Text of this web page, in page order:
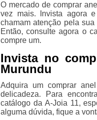
O mercado de comprar
vez mais. Invista agora
chamam atenção pela
Então, consulte agora o
compre um.
Invista no
Murundu
Adquira um comprar
delicadeza. Para
catálogo da A-Joia 11,
alguma dúvida, fique a